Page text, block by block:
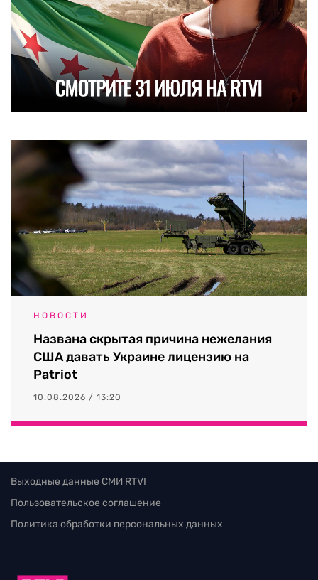
НОВОСТИ
Названа скрытая причина нежелания
США давать Украине лицензию на
Patriot
10.08.2026 / 13:20
Выходные данные СМИ RTVI
Пользовательское соглашение
Политика обработки персональных данных